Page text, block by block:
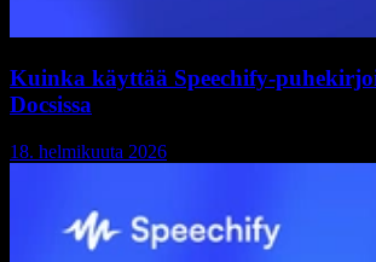
Kuinka käyttää Speechify-
Docsissa
18. helmikuuta 2026